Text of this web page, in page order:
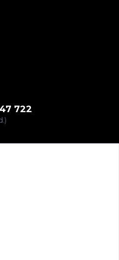
722